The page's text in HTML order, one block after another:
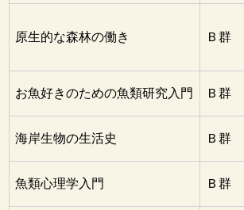
原生的な森林の働き Ｂ群
お魚好きのための魚類研究入門 Ｂ群
海岸生物の生活史 Ｂ群
魚類心理学入門 Ｂ群